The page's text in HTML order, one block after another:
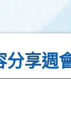
分享週